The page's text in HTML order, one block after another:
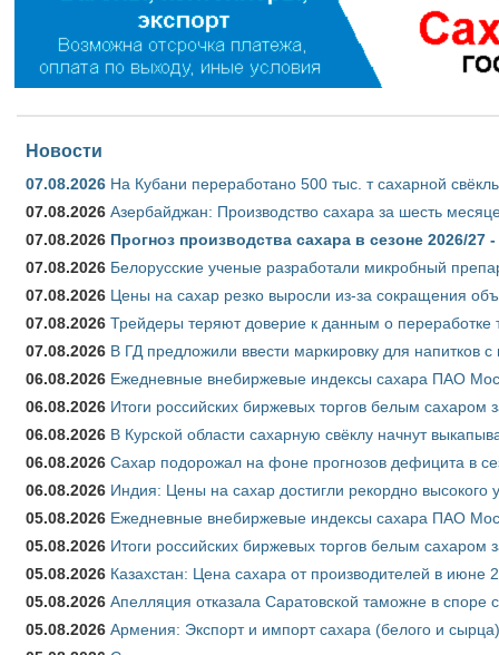
Новости
07.08.2026 На Кубани переработано 500 тыс. т сахарной
07.08.2026 Азербайджан: Производство сахара за шесть
07.08.2026 Прогноз производства сахара в сезоне 2026/
07.08.2026 Белорусские ученые разработали микробный
07.08.2026 Цены на сахар резко выросли из-за сокращения
07.08.2026 Трейдеры теряют доверие к данным о переработке
07.08.2026 В ГД предложили ввести маркировку для напитков
06.08.2026 Ежедневные внебиржевые индексы сахара ПАО
06.08.2026 Итоги российских биржевых торгов белым сахаром
06.08.2026 В Курской области сахарную свёклу начнут
06.08.2026 Сахар подорожал на фоне прогнозов дефицита в
06.08.2026 Индия: Цены на сахар достигли рекордно высокого
05.08.2026 Ежедневные внебиржевые индексы сахара ПАО
05.08.2026 Итоги российских биржевых торгов белым сахаром
05.08.2026 Казахстан: Цена сахара от производителей в июне
05.08.2026 Апелляция отказала Саратовской таможне в
05.08.2026 Армения: Экспорт и импорт сахара (белого и